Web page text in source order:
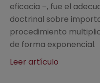
eficacia –, fue el
doctrinal sobre
procedimiento
de forma exponencial.
Leer artículo